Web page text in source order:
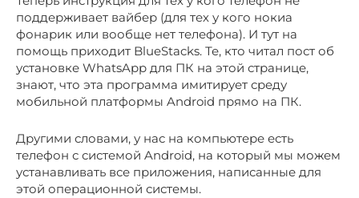
поддерживает вайбер (для тех у кого нокиа
фонарик или вообще нет телефона). И тут на
помощь приходит BlueStacks. Те, кто читал пост об
установке WhatsApp для ПК на этой странице,
знают, что эта программа имитирует среду
мобильной платформы Android прямо на ПК.
Другими словами, у нас на компьютере есть
телефон с системой Android, на который мы можем
устанавливать все приложения, написанные для
этой операционной системы.